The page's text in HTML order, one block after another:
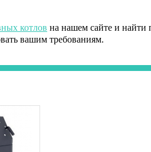
котлов на нашем сайте и найти
вашим требованиям.